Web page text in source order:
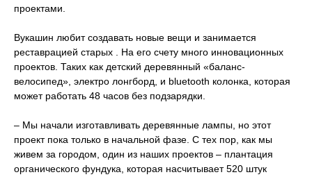
проектами.
Вукашин любит создавать новые вещи и занимается
реставрацией старых . На его счету много инновационных
проектов. Таких как детский деревянный «баланс-
велосипед», электро лонгборд, и bluetooth колонка, которая
может работать 48 часов без подзарядки.
– Мы начали изготавливать деревянные лампы, но этот
проект пока только в начальной фазе. С тех пор, как мы
живем за городом, один из наших проектов – плантация
органического фундука, которая насчитывает 520 штук